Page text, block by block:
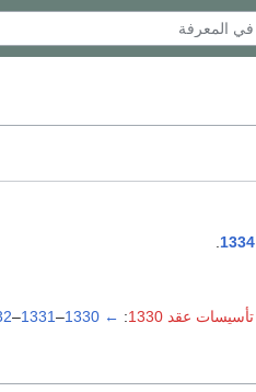
1334
تأسيسات عقد 1330
:
←
1330
–
1331
–